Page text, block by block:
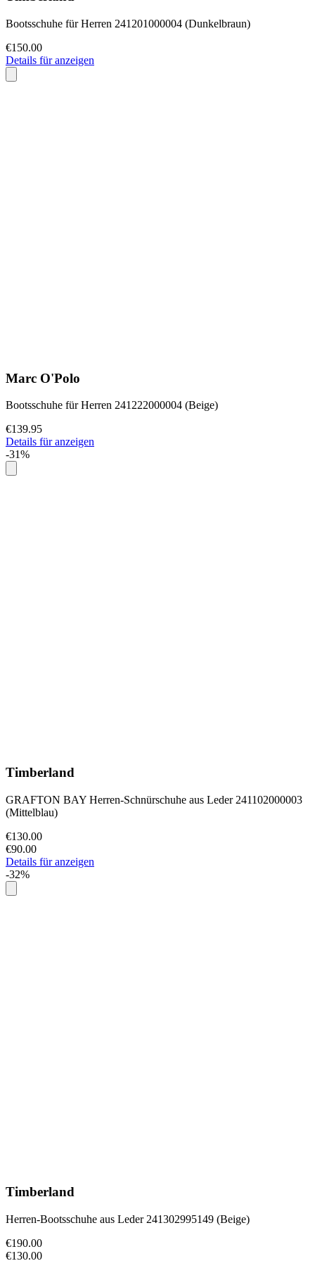
Bootsschuhe für Herren 241201000004 (Dunkelbraun)
€150.00
Details für anzeigen
Marc O'Polo
Bootsschuhe für Herren 241222000004 (Beige)
€139.95
Details für anzeigen
-31%
Timberland
GRAFTON BAY Herren-Schnürschuhe aus Leder 241102000003
(Mittelblau)
€130.00
€90.00
Details für anzeigen
-32%
Timberland
Herren-Bootsschuhe aus Leder 241302995149 (Beige)
€190.00
€130.00